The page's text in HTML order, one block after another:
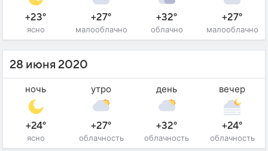
+23°
ясно
+27°
малооблачно
+32°
облачно
+27°
малооблачно
28 июня 2020
ночь
+24°
ясно
утро
+27°
облачность
день
+32°
облачность
вечер
+24°
облачность